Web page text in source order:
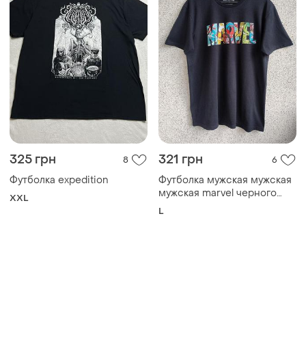
325 грн
Футболка expedition
XXL
321 грн 6
Футболка мужская мужская
мужская marvel черного
цвета хлопок 100% размер l
L